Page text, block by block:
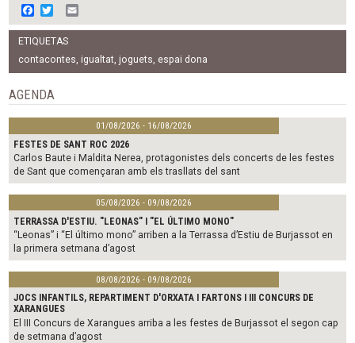
F
a
c
e
b
o
o
k
w
i
t
t
e
m
a
l
ETIQUETAS
contacontes, igualtat, joguets, espai dona
AGENDA
01/08/2026 - 16/08/2026
FESTES DE SANT ROC 2026
Carlos Baute i Maldita Nerea, protagonistes dels concerts de les festes
de Sant que començaran amb els trasllats del sant
05/08/2026 - 09/08/2026
TERRASSA D'ESTIU. "LEONAS" I "EL ÚLTIMO MONO"
“Leonas” i “El último mono” arriben a la Terrassa d’Estiu de Burjassot en
la primera setmana d’agost
08/08/2026 - 09/08/2026
JOCS INFANTILS, REPARTIMENT D'ORXATA I FARTONS I III CONCURS DE
XARANGUES
El III Concurs de Xarangues arriba a les festes de Burjassot el segon cap
de setmana d’agost